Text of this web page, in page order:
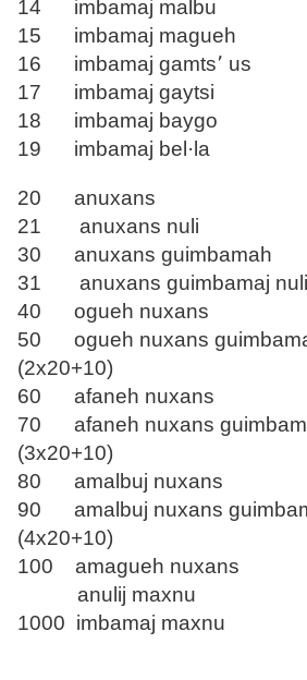
14 imbamaj malbu
15 imbamaj magueh
16 imbamaj gamts՚ us
17 imbamaj gaytsi
18 imbamaj baygo
19 imbamaj bel·la
20 anuxans
21 anuxans nuli
30 anuxans
31 anuxans guimbamaj nuli
40 ogueh
50 ogueh nuxans
(2x20+10)
60 afaneh
70 afaneh nuxans
(3x20+10)
80 amalbuj
90 amalbuj nuxans
(4x20+10)
100 amagueh
anulij maxnu
1000 imbamaj